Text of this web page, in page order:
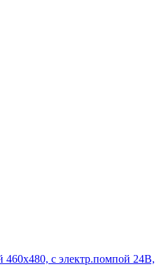
460х480, с электр.помпой 24В,